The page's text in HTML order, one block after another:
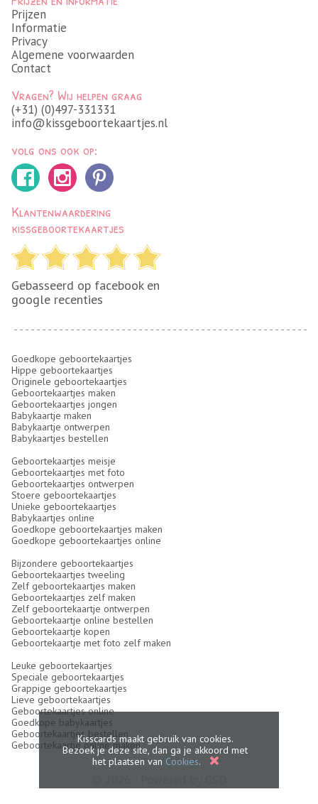
Prijzen
Informatie
Privacy
Algemene voorwaarden
Contact
Vragen? Wij helpen graag
(+31) (0)497-331331
info@kissgeboortekaartjes.nl
volg ons ook op:
Klantenwaardering
kissgeboortekaartjes
Gebasseerd op facebook en
google recenties
Goedkope geboortekaartjes
Hippe geboortekaartjes
Originele geboortekaartjes
Geboortekaartjes maken
Geboortekaartjes jongen
Babykaartje maken
Babykaartje ontwerpen
Babykaartjes bestellen
Geboortekaartjes meisje
Geboortekaartjes met foto
Geboortekaartjes ontwerpen
Stoere geboortekaartjes
Unieke geboortekaartjes
Babykaartjes online
Goedkope geboortekaartjes maken
Goedkope geboortekaartjes online
Bijzondere geboortekaartjes
Geboortekaartjes tweeling
Zelf geboortekaartjes maken
Geboortekaartjes zelf maken
Zelf geboortekaartje ontwerpen
Geboortekaartje online bestellen
Geboortekaartje kopen
Geboortekaartje met foto zelf maken
Leuke geboortekaartjes
Speciale geboortekaartjes
Grappige geboortekaartjes
Lieve geboortekaartjes
Geboortekaartjes online
Goedkope babykaartjes
Geboortekaartjes bestellen
Geboortekaartje online makenKisscards maakt gebruik van cookies.
Bezoek je deze site, dan ga je akkoord met
het plaatsen van Cookies.